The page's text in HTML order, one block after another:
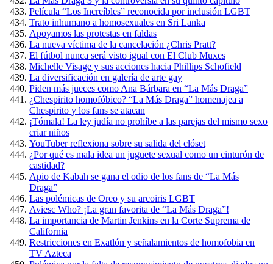
Película “Los Increíbles” reconocida por inclusión LGBT
Trato inhumano a homosexuales en Sri Lanka
Apoyamos las protestas en faldas
La nueva víctima de la cancelación ¿Chris Pratt?
El fútbol nunca será visto igual con El Club Muxes
Michelle Visage y sus acciones hacia Phillips Schofield
La diversificación en galería de arte gay
Piden más jueces como Ana Bárbara en “La Más Draga”
¿Chespirito homofóbico? “La Más Draga” homenajea a
Chespirito y los fans se atacan
¡Tómala! La ley judía no prohíbe a las parejas del mismo sexo
criar niños
YouTuber reflexiona sobre su salida del clóset
¿Por qué es mala idea un juguete sexual como un cinturón de
castidad?
Apio de Kabah se gana el odio de los fans de “La Más
Draga”
Las polémicas de Oreo y su arcoiris LGBT
Aviesc Who? ¡La gran favorita de “La Más Draga”!
La importancia de Martin Jenkins en la Corte Suprema de
California
Restricciones en Exatlón y señalamientos de homofobia en
TV Azteca